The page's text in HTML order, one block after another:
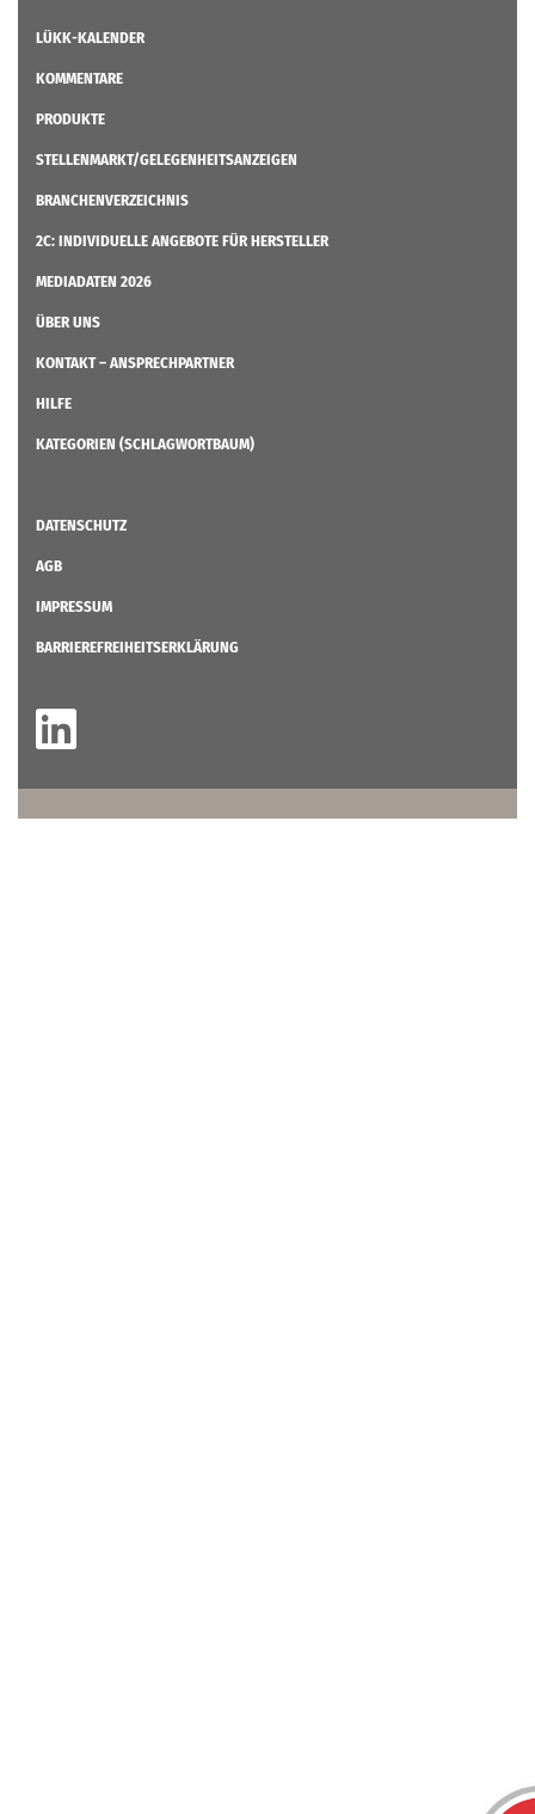
LÜKK-KALENDER
KOMMENTARE
PRODUKTE
STELLENMARKT/GELEGENHEITSANZEIGEN
BRANCHENVERZEICHNIS
2C: INDIVIDUELLE ANGEBOTE FÜR HERSTELLER
MEDIADATEN 2026
ÜBER UNS
KONTAKT – ANSPRECHPARTNER
HILFE
KATEGORIEN (SCHLAGWORTBAUM)
DATENSCHUTZ
AGB
IMPRESSUM
BARRIEREFREIHEITSERKLÄRUNG